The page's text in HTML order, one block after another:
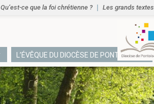
Qu’est-ce que la foi chrétienne ? Les grands textes
L’ÉVÊQUE DU DIOCÈSE DE PONTOISE